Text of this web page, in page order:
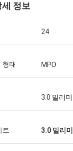
내게
하기
15m,
정보
24
형태 MPO
3.0 밀리
트 3.0 밀리